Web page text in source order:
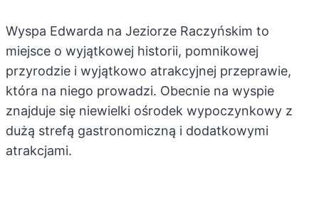
Wyspa Edwarda na Jeziorze Raczyńskim to
miejsce o wyjątkowej historii, pomnikowej
przyrodzie i wyjątkowo atrakcyjnej przeprawie,
która na niego prowadzi. Obecnie na wyspie
znajduje się niewielki ośrodek wypoczynkowy z
dużą strefą gastronomiczną i dodatkowymi
atrakcjami.